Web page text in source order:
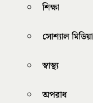
শিক্ষা
সোশ্যাল মিডিয়া
স্বাস্থ্য
অপরাধ